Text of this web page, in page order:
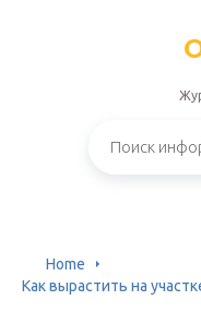
Home
Как вырастить на